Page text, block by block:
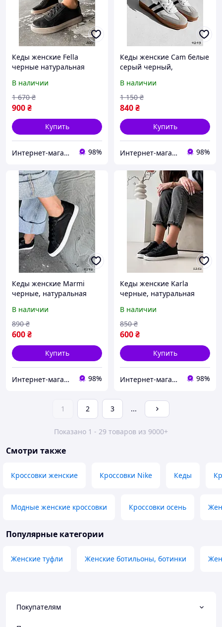
Кеды женские Fella
черные натуральная
40
В наличии
900₴
1 670 ₴
Купить
Интернет-магазин "Lite Shop" 98%
Кеды женские Cam белые
серый черный,
размер 39
В наличии
840₴
1 150 ₴
Купить
Интернет-магазин "Lite Shop" 98%
Кеды женские Marmi
черные, натуральная
В наличии
600₴
890 ₴
Купить
Интернет-магазин "Lite Shop" 98%
Кеды женские Karla
черные, натуральная
39
В наличии
600₴
850 ₴
Купить
Интернет-магазин "Lite Shop" 98%
1 2 3 ...
Показано 1 - 29 товаров из 9000+
Смотри также
Кроссовки женские Кроссовки Nike Кеды
Модные женские кроссовки Кроссовки осень
Популярные категории
Женские туфли Женские ботильоны, ботинки
Покупателям